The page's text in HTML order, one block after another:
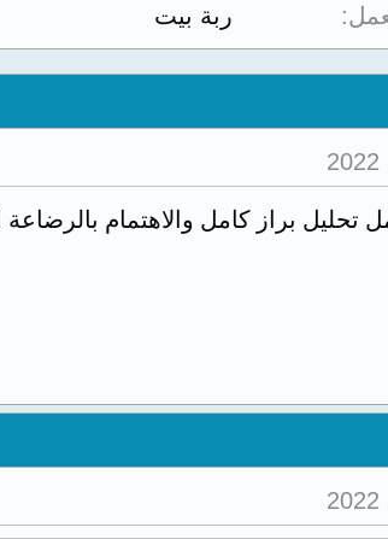
ربة بيت
تحليل براز كامل والاهتمام